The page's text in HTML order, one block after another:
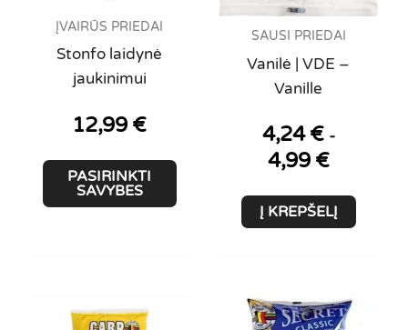
ĮVAIRŪS PRIEDAI
Stonfo laidynė
jaukinimui
12,99 €
PASIRINKTI
SAVYBES
This
SAUSI PRIEDAI
Vanilė | VDE –
Vanille
4,24€ -
4,99 €
Į KREPŠELĮ